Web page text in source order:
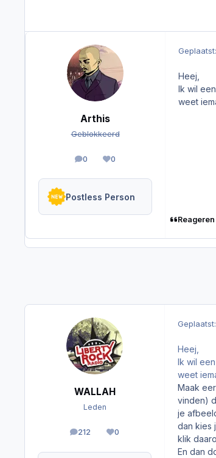
Arthis
Geblokkeerd
0
berichten
0
Reputation
Postless Person
Geplaatst:
Heej,
Ik wil
weet
Reageren
WALLAH
Leden
212
berichten0
Reputation
Geplaatst:
Heej,
Ik wil
weet
Maak
vinden)
je
dan kies
klik
En dan